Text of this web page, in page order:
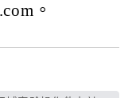
。